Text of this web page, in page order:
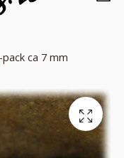
ca 7 mm